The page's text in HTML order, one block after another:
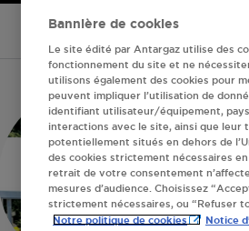
Bannière de cookies
Le site édité par Antargaz utilise des
fonctionnement du site et ne
utilisons également des cookies pour
peuvent impliquer l’utilisation de
identifiant utilisateur/équipement,
interactions avec le site, ainsi que leur
potentiellement situés en dehors de
des cookies strictement nécessaires
retrait de votre consentement
mesures d’audience. Choisissez
strictement nécessaires, ou “Refuser
Notre politique de cookies Notice